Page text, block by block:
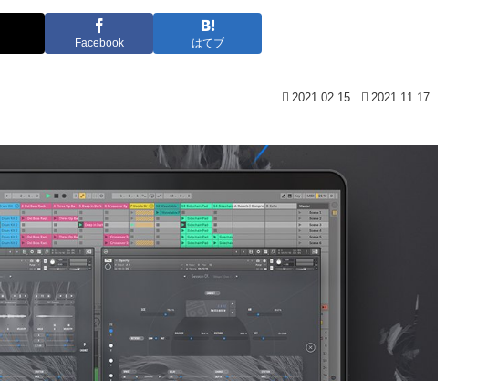
Facebook はてブ
2021.02.15 2021.11.17